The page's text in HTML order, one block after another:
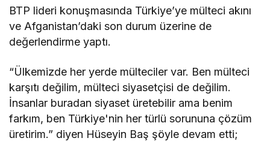
BTP lideri konuşmasında Türkiye’ye mülteci akını
ve Afganistan’daki son durum üzerine de
değerlendirme yaptı.
“Ülkemizde her yerde mülteciler var. Ben mülteci
karşıtı değilim, mülteci siyasetçisi de değilim.
İnsanlar buradan siyaset üretebilir ama benim
farkım, ben Türkiye'nin her türlü sorununa çözüm
üretirim.” diyen Hüseyin Baş şöyle devam etti;